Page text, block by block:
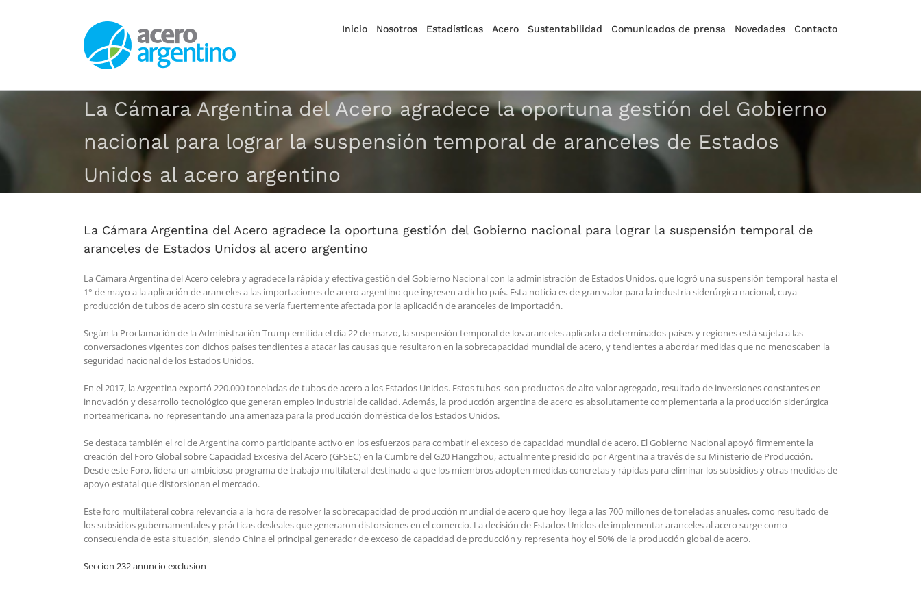
Inicio Nosotros Estadísticas Acero Sustentabilidad Comunicados de prensa Novedades Contacto
La Cámara Argentina del Acero agradece la oportuna gestión del Gobierno
nacional para lograr la suspensión temporal de aranceles de Estados
Unidos al acero argentino
La Cámara Argentina del Acero agradece la oportuna gestión del Gobierno nacional para lograr la suspensión temporal de
aranceles de Estados Unidos al acero argentino
La Cámara Argentina del Acero celebra y agradece la rápida y efectiva gestión del Gobierno Nacional con la administración de Estados Unidos, que logró una suspensión temporal hasta el
1° de mayo a la aplicación de aranceles a las importaciones de acero argentino que ingresen a dicho país. Esta noticia es de gran valor para la industria siderúrgica nacional, cuya
producción de tubos de acero sin costura se vería fuertemente afectada por la aplicación de aranceles de importación.
Según la Proclamación de la Administración Trump emitida el día 22 de marzo, la suspensión temporal de los aranceles aplicada a determinados países y regiones está sujeta a las
conversaciones vigentes con dichos países tendientes a atacar las causas que resultaron en la sobrecapacidad mundial de acero, y tendientes a abordar medidas que no menoscaben la
seguridad nacional de los Estados Unidos.
En el 2017, la Argentina exportó 220.000 toneladas de tubos de acero a los Estados Unidos. Estos tubos son productos de alto valor agregado, resultado de inversiones constantes en
innovación y desarrollo tecnológico que generan empleo industrial de calidad. Además, la producción argentina de acero es absolutamente complementaria a la producción siderúrgica
norteamericana, no representando una amenaza para la producción doméstica de los Estados Unidos.
Se destaca también el rol de Argentina como participante activo en los esfuerzos para combatir el exceso de capacidad mundial de acero. El Gobierno Nacional apoyó firmemente la
creación del Foro Global sobre Capacidad Excesiva del Acero (GFSEC) en la Cumbre del G20 Hangzhou, actualmente presidido por Argentina a través de su Ministerio de Producción.
Desde este Foro, lidera un ambicioso programa de trabajo multilateral destinado a que los miembros adopten medidas concretas y rápidas para eliminar los subsidios y otras medidas de
apoyo estatal que distorsionan el mercado.
Este foro multilateral cobra relevancia a la hora de resolver la sobrecapacidad de producción mundial de acero que hoy llega a las 700 millones de toneladas anuales, como resultado de
los subsidios gubernamentales y prácticas desleales que generaron distorsiones en el comercio. La decisión de Estados Unidos de implementar aranceles al acero surge como
consecuencia de esta situación, siendo China el principal generador de exceso de capacidad de producción y representa hoy el 50% de la producción global de acero.
Seccion 232 anuncio exclusion